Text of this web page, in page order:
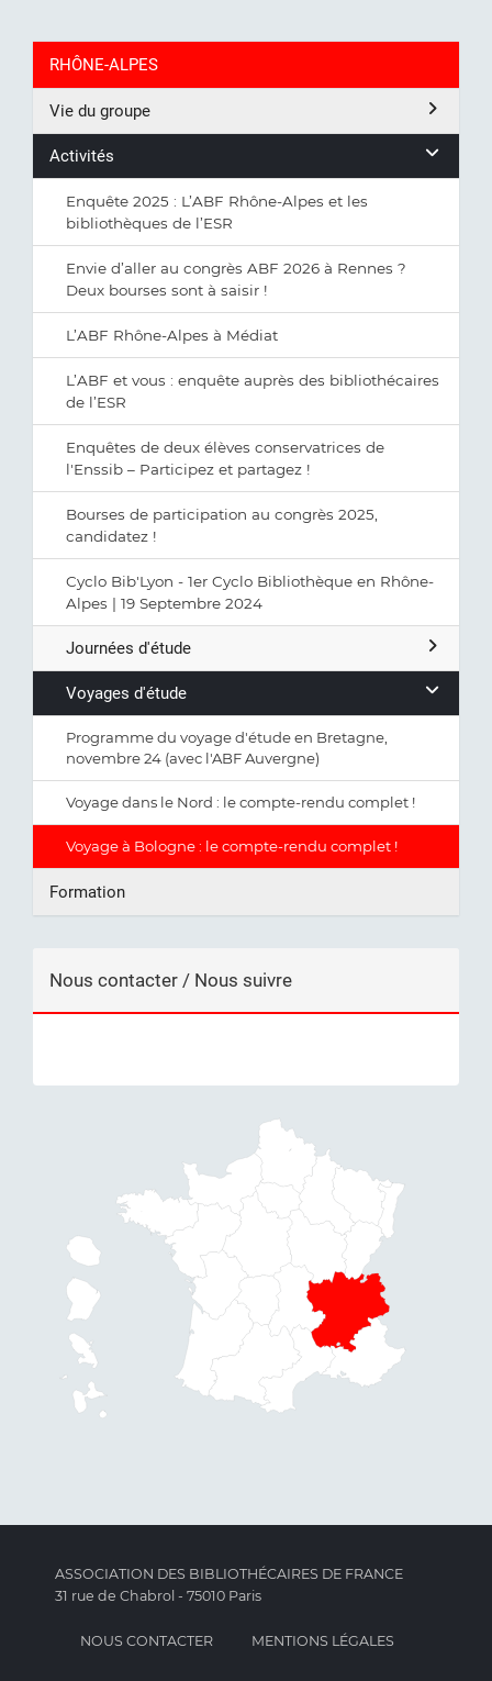
RHÔNE-ALPES
Vie du groupe
Activités
Enquête 2025 : L’ABF Rhône-Alpes et les
bibliothèques de l’ESR
Envie d’aller au congrès ABF 2026 à Rennes ?
Deux bourses sont à saisir !
L’ABF Rhône-Alpes à Médiat
L’ABF et vous : enquête auprès des bibliothécaires
de l’ESR
Enquêtes de deux élèves conservatrices de
l'Enssib – Participez et partagez !
Bourses de participation au congrès 2025,
candidatez !
Cyclo Bib'Lyon - 1er Cyclo Bibliothèque en Rhône-
Alpes | 19 Septembre 2024
Journées d'étude
Voyages d'étude
Programme du voyage d'étude en Bretagne,
novembre 24 (avec l'ABF Auvergne)
Voyage dans le Nord : le compte-rendu complet !
Voyage à Bologne : le compte-rendu complet !
Formation
Nous contacter / Nous suivre
ASSOCIATION DES BIBLIOTHÉCAIRES DE FRANCE
31 rue de Chabrol - 75010 Paris
NOUS CONTACTER MENTIONS LÉGALES